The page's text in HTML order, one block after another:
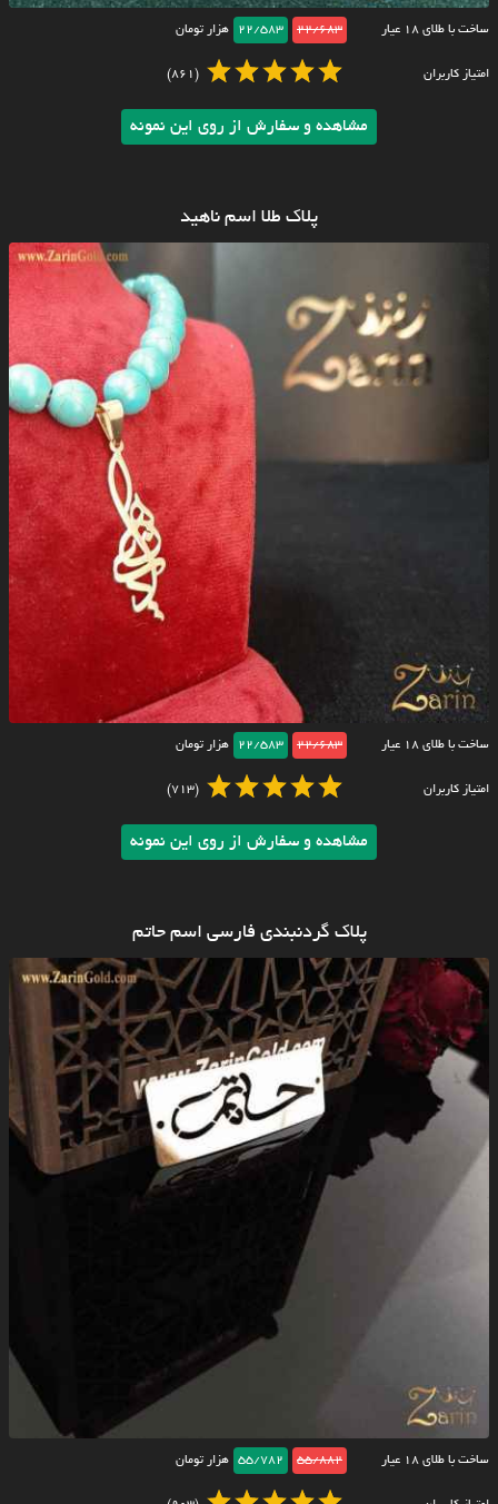
ساخت با طلای ۱۸ عیار 22/683
22/583 هزار تومان
امتیاز کاربران (861)
مشاهده و سفارش از روی این نمونه
پلاک طلا اسم ناهید
ساخت با طلای ۱۸ عیار 22/683
22/583 هزار تومان
امتیاز کاربران (713)
مشاهده و سفارش از روی این نمونه
پلاک گردنبندی فارسی اسم حاتم
ساخت با طلای ۱۸ عیار 55/882
55/782 هزار تومان